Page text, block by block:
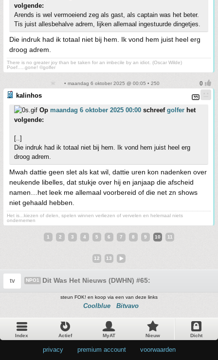
volgende:
Arends is wel vermoeiend zeg als gast, als captain was het beter.
Tis juist allesbehalve adrem, lijken allemaal ingestuurde dingetjes.
Die indruk had ik totaal niet bij hem. Ik vond hem juist heel erg
droog adrem.
There is no greater joy than be taken for an imbecile by an idiot. (Oscar Wilde)
Poef.....gone! ©golfer
• maandag 6 oktober 2025 @ 00:05 • 250
kalinhos
Op maandag 6 oktober 2025 00:00 schreef golfer het
volgende:
[..]
Die indruk had ik totaal niet bij hem. Ik vond hem juist heel erg
droog adrem.
Mwah dattie geen slet als kat wil, dattie uren kon nadenken over
neukende libelles, dat stukje over hij en janjaap die afscheid
namen…het leek me allemaal voorbereid of die net zn shows
niet gehaald hebben.
Het is...kiezen of delen, spelen winnen verliezen of vervelen en helemaal niets
ondernemen
1 2 3 4 5 6 7 8 9 10 11
12 13
tv NPO1 Dit Was Het Nieuws (DWHN) #65:
steun FOK! en koop via een van deze links
Coolblue Bitvavo
Index Actief MyAT Nieuw Dicht
privacy premium account voorwaarden